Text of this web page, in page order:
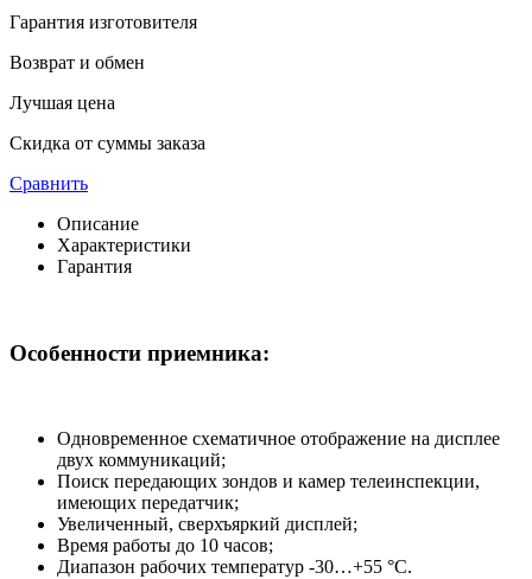
Гарантия изготовителя
Возврат и обмен
Лучшая цена
Скидка от суммы заказа
Сравнить
Описание
Характеристики
Гарантия
Особенности приемника:
Одновременное схематичное отображение на дисплее
двух коммуникаций;
Поиск передающих зондов и камер телеинспекции,
имеющих передатчик;
Увеличенный, сверхъяркий дисплей;
Время работы до 10 часов;
Диапазон рабочих температур -30…+55 °C.